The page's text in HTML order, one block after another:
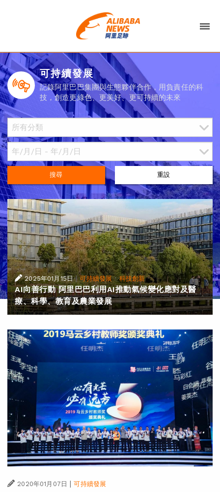
可持續發展
記錄阿里巴巴集團與生態夥伴合作，用負責任的科
技，創造更綠色、更美好、更可持續的未來
搜尋 重設
2025年01月15日 |可持續發展·科技創新
AI向善行動 阿里巴巴利用AI推動氣候變化應對及醫
療、科學、教育及農業發展
2020年01月07日 | 可持續發展